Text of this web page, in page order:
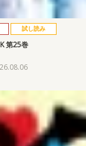
試し読み
第25巻